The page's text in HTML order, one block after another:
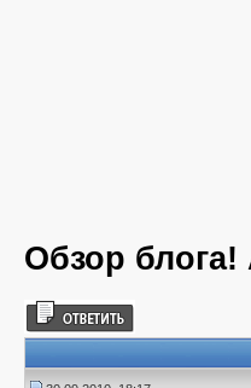
Обзор